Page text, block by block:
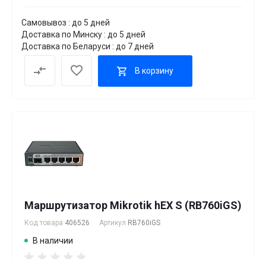
Самовывоз : до 5 дней
Доставка по Минску : до 5 дней
Доставка по Беларуси : до 7 дней
В корзину
Маршрутизатор Mikrotik hEX S (RB760iGS)
Код товара 406526 Артикул RB760iGS
В наличии